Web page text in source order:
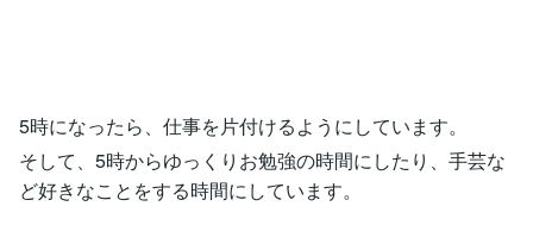
5時になったら、仕事を片付けるようにしています。
そして、5時からゆっくりお勉強の時間にしたり、手芸な
ど好きなことをする時間にしています。